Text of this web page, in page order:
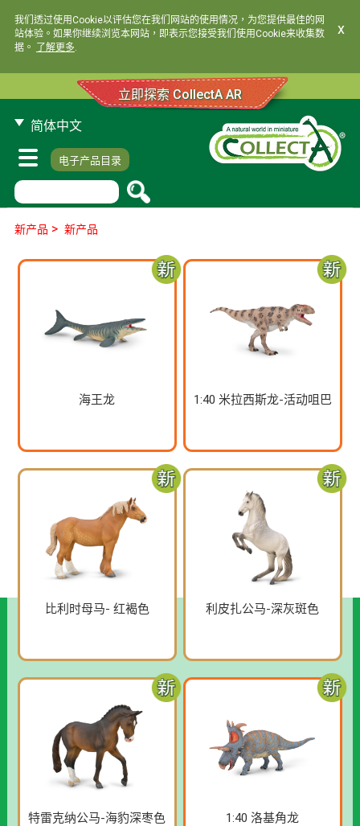
我们透过使用Cookie以评估您在我们网站的使用情况，为您提供最佳的网
站体验。如果你继续浏览本网站，即表示您接受我们使用Cookie来收集数
据。
了解更多.
x
立即探索 CollectA AR
简体中文
电子产品目录
新产品 > 新产品
海王龙 1:40 米拉西斯龙-活动咀巴
比利时母马- 红褐色 利皮扎公马-深灰斑色
特雷克纳公马-海豹深枣色 1:40 洛基角龙